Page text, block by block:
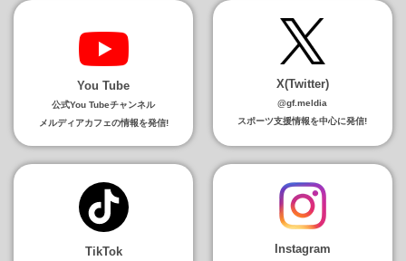
You Tube
公式You Tubeチャンネル
メルディアカフェの情報を発信!
X(Twitter)
@gf.meldia
スポーツ支援情報を中心に発信!
TikTok Instagram